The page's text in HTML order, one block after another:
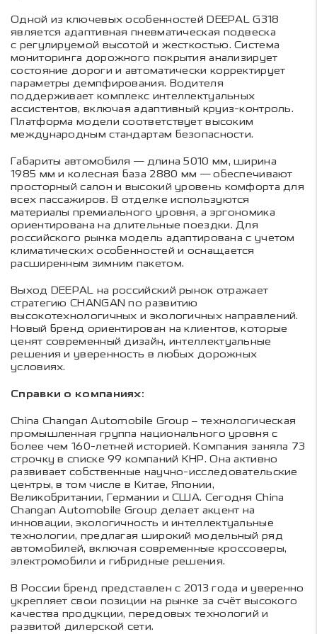
Одной из ключевых особенностей DEEPAL G318
является адаптивная пневматическая подвеска
с регулируемой высотой и жесткостью. Система
мониторинга дорожного покрытия анализирует
состояние дороги и автоматически корректирует
параметры демпфирования. Водителя
поддерживает комплекс интеллектуальных
ассистентов, включая адаптивный круиз-контроль.
Платформа модели соответствует высоким
международным стандартам безопасности.
Габариты автомобиля — длина 5010 мм, ширина
1985 мм и колесная база 2880 мм — обеспечивают
просторный салон и высокий уровень комфорта для
всех пассажиров. В отделке используются
материалы премиального уровня, а эргономика
ориентирована на длительные поездки. Для
российского рынка модель адаптирована с учетом
климатических особенностей и оснащается
расширенным зимним пакетом.
Выход DEEPAL на российский рынок отражает
стратегию CHANGAN по развитию
высокотехнологичных и экологичных направлений.
Новый бренд ориентирован на клиентов, которые
ценят современный дизайн, интеллектуальные
решения и уверенность в любых дорожных
условиях.
Справки о компаниях:
China Changan Automobile Group – технологическая
промышленная группа национального уровня с
более чем 160-летней историей. Компания заняла 73
строчку в списке 99 компаний КНР. Она активно
развивает собственные научно-исследовательские
центры, в том числе в Китае, Японии,
Великобритании, Германии и США. Сегодня China
Changan Automobile Group делает акцент на
инновации, экологичность и интеллектуальные
технологии, предлагая широкий модельный ряд
автомобилей, включая современные кроссоверы,
электромобили и гибридные решения.
В России бренд представлен с 2013 года и уверенно
укрепляет свои позиции на рынке за счёт высокого
качества продукции, передовых технологий и
развитой дилерской сети.